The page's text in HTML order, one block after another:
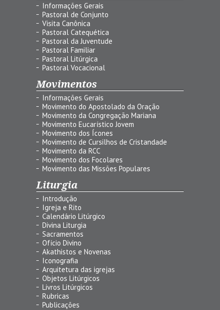
Informações Gerais
Pastoral de Conjunto
Visita Canônica
Pastoral Catequética
Pastoral da Juventude
Pastoral Familiar
Pastoral Litúrgica
Pastoral Vocacional
Movimentos
Informações Gerais
Movimento do Apostolado da Oração
Movimento da Congregação Mariana
Movimento Eucarístico Jovem
Movimento dos Ícones
Movimento de Cursilhos de Cristandade
Movimento da RCC
Movimento dos Focolares
Movimento das Missões Populares
Liturgia
Introdução
Igreja e Rito
Calendário Litúrgico
Divina Liturgia
Sacramentos
Ofício Divino
Akathistos e Novenas
Iconografia
Arquitetura das igrejas
Objetos Litúrgicos
Livros Litúrgicos
Rubricas
Publicações